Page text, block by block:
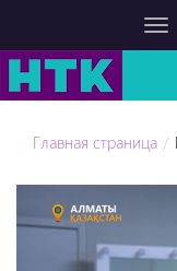
Главная страница